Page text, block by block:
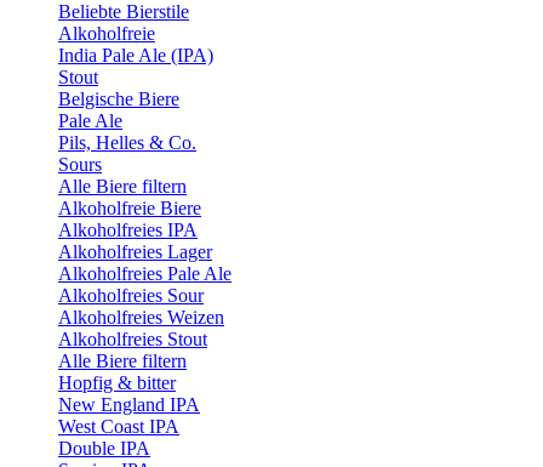
Beliebte Bierstile
Alkoholfreie
India Pale Ale (IPA)
Stout
Belgische Biere
Pale Ale
Pils, Helles & Co.
Sours
Alle Biere filtern
Alkoholfreie Biere
Alkoholfreies IPA
Alkoholfreies Lager
Alkoholfreies Pale Ale
Alkoholfreies Sour
Alkoholfreies Weizen
Alkoholfreies Stout
Alle Biere filtern
Hopfig & bitter
New England IPA
West Coast IPA
Double IPA